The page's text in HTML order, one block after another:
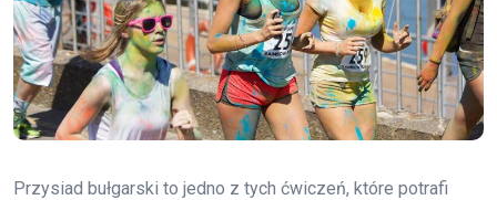
Przysiad bułgarski to jedno z tych ćwiczeń, które potrafi